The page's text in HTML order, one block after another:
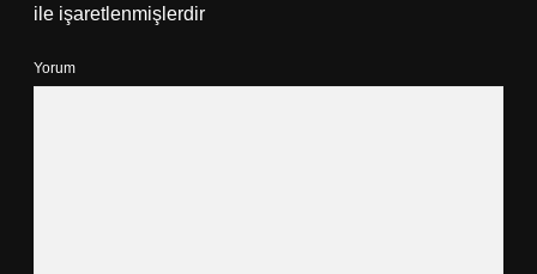
ile işaretlenmişlerdir
Yorum